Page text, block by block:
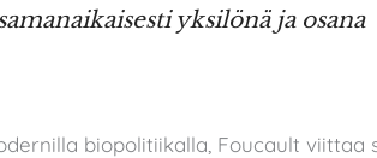
yksilönä ja osana
biopolitiikalla, Foucault viittaa